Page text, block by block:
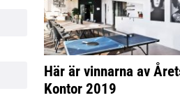
Här är vinnarna av
Kontor 2019